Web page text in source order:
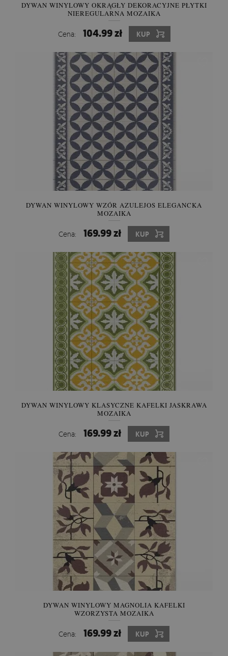
DYWAN WINYLOWY OKRĄGŁY DEKORACYJNE PŁYTKI
NIEREGULARNA MOZAIKA
Cena: 104.99 zł KUP
DYWAN WINYLOWY WZÓR AZULEJOS ELEGANCKA
MOZAIKA
Cena: 169.99 zł KUP
DYWAN WINYLOWY KLASYCZNE KAFELKI JASKRAWA
MOZAIKA
Cena: 169.99 zł KUP
DYWAN WINYLOWY MAGNOLIA KAFELKI
WZORZYSTA MOZAIKA
Cena: 169.99 zł KUP